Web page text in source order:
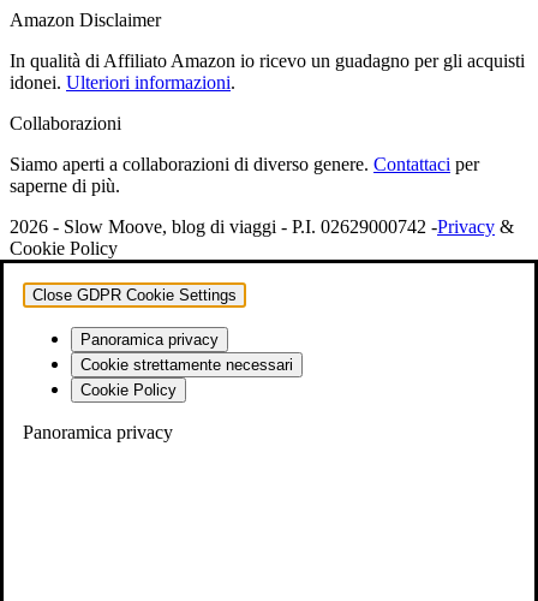
Amazon Disclaimer
In qualità di Affiliato Amazon io ricevo un guadagno per gli acquisti
idonei. Ulteriori informazioni.
Collaborazioni
Siamo aperti a collaborazioni di diverso genere. Contattaci per
saperne di più.
2026 - Slow Moove, blog di viaggi - P.I. 02629000742 -Privacy &
Cookie Policy
Close GDPR Cookie Settings
Panoramica privacy
Cookie strettamente necessari
Cookie Policy
Panoramica privacy